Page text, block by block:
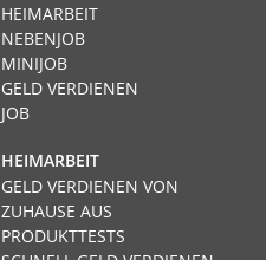
HEIMARBEIT
NEBENJOB
MINIJOB
GELD VERDIENEN
JOB
HEIMARBEIT
GELD VERDIENEN VON
ZUHAUSE AUS
PRODUKTTESTS